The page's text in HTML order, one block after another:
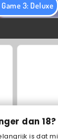
dan 18?
is dat
3: Deluxe
1001